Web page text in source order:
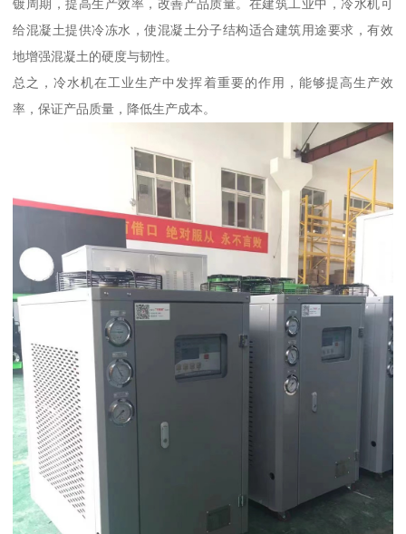
镀周期，提高生产效率，改善产品质量。在建筑工业中，冷水机可
给混凝土提供冷冻水，使混凝土分子结构适合建筑用途要求，有效
地增强混凝土的硬度与韧性。
总之，冷水机在工业生产中发挥着重要的作用，能够提高生产效
率，保证产品质量，降低生产成本。